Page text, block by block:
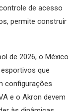
de acesso
permite construir
de 2026, o México
que
configurações
e o Akron devem